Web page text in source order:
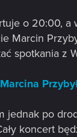
o 20:00, a
Marcin
spotkania z
jednak po
koncert